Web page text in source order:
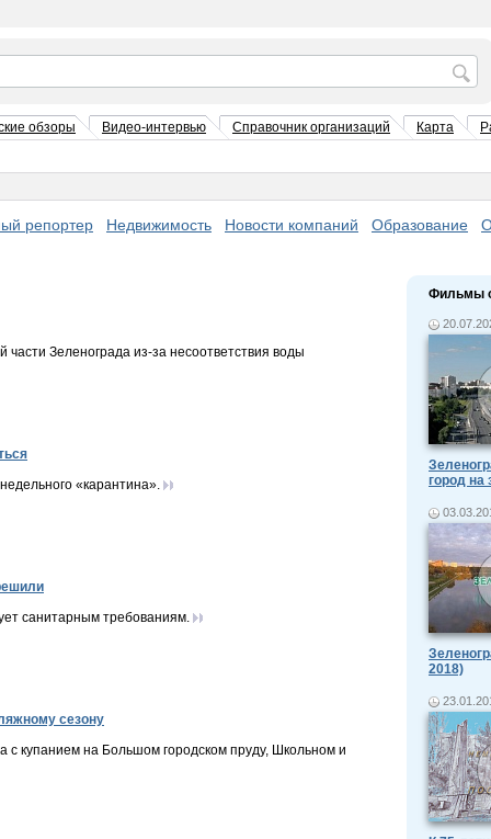
обзоры Видео-интервью Справочник организаций Карта
репортер Недвижимость Новости компаний Образование
Зеленограда из-за несоответствия воды
«карантина».
санитарным требованиям.
сезону
с купанием на Большом городском пруду, Школьном и
Фильмы
город на
2018)